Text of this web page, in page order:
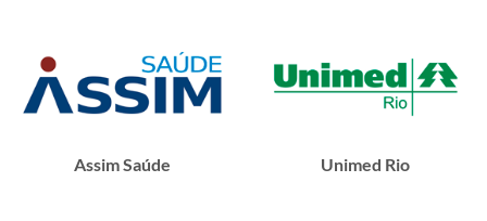
Assim Saúde Unimed Rio